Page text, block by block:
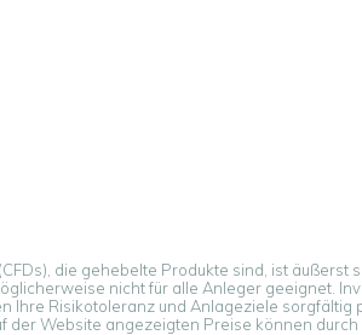
die gehebelte Produkte sind, ist
nicht für alle Anleger geeignet.
Ihre Risikotoleranz und Anlageziele
Website angezeigten Preise können